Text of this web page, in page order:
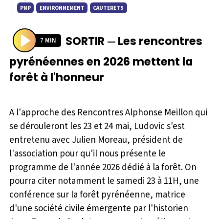
PNP ENVIRONNEMENT CAUTERETS
P
l
a
7 MIN SORTIR —Les rencontres
pyrénéennes en 2026 mettent la
forêt à l'honneur
A l'approche des Rencontres Alphonse Meillon qui
se dérouleront les 23 et 24 mai, Ludovic s'est
entretenu avec Julien Moreau, président de
l'association pour qu'il nous présente le
programme de l'année 2026 dédié à la forêt. On
pourra citer notamment le samedi 23 à 11H, une
conférence sur la forêt pyrénéenne, matrice
d'une société civile émergente par l'historien